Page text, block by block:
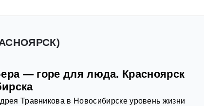
— горе для люда. Красноярск
Травникова в Новосибирске уровень жизни